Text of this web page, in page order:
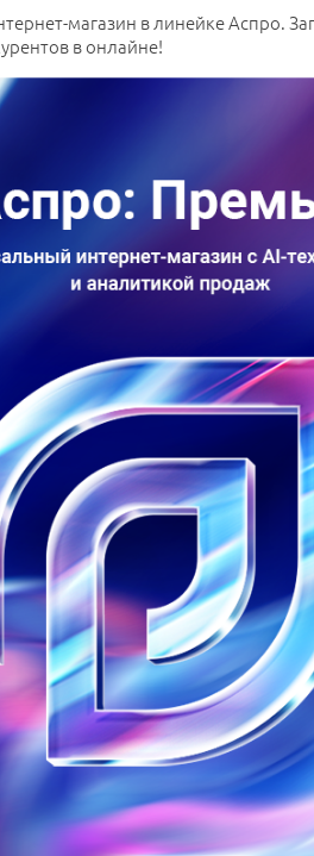
магазин в линейке Аспро.
в онлайне!